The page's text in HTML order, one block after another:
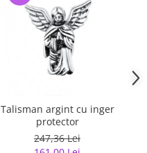
Talisman argint cu inger
protector
247,36 Lei